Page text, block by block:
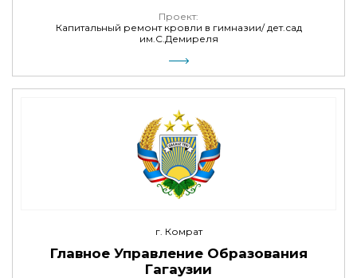
Проект:
Капитальный ремонт кровли в гимназии/ дет.сад
им.С.Демиреля
г. Комрат
Главное Управление Образования
Гагаузии